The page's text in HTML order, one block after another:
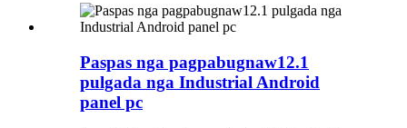
Paspas nga pagpabugnaw12.1
pulgada nga Industrial Android
panel pc